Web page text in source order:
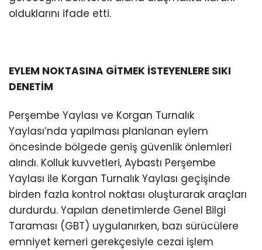
olduklarını ifade etti.
EYLEM NOKTASINA GİTMEK İSTEYENLERE SIKI
DENETİM
Perşembe Yaylası ve Korgan Turnalık
Yaylası’nda yapılması planlanan eylem
öncesinde bölgede geniş güvenlik önlemleri
alındı. Kolluk kuvvetleri, Aybastı Perşembe
Yaylası ile Korgan Turnalık Yaylası geçişinde
birden fazla kontrol noktası oluşturarak araçları
durdurdu. Yapılan denetimlerde Genel Bilgi
Taraması (GBT) uygulanırken, bazı sürücülere
emniyet kemeri gerekçesiyle cezai işlem